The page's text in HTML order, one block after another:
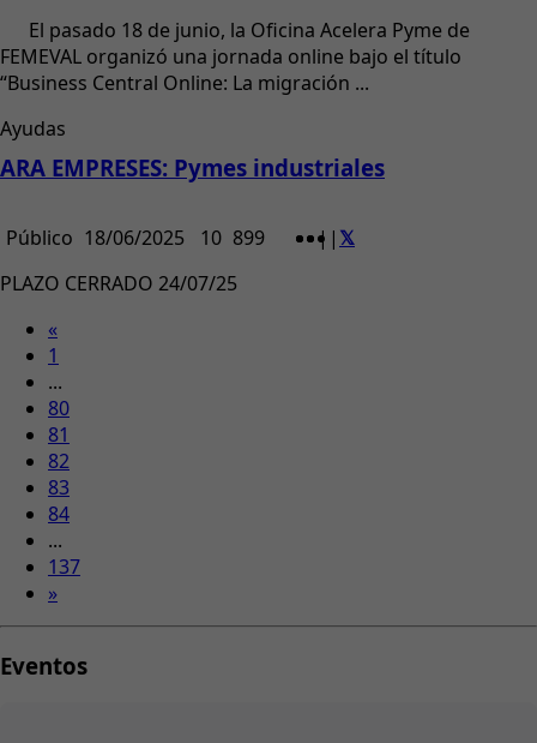
El pasado 18 de junio, la Oficina Acelera Pyme de
FEMEVAL organizó una jornada online bajo el título
“Business Central Online: La migración ...
Ayudas
ARA EMPRESES: Pymes industriales
Público 18/06/2025 10 899 | |
PLAZO CERRADO 24/07/25
«
1
...
80
81
82
83
84
...
137
»
Eventos